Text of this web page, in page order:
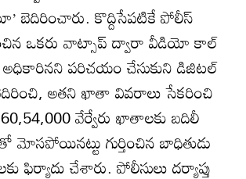
బెదిరించారు. కొద్దిసేపటికే పోలీస్‌
ఒకరు వాట్సాప్‌ ద్వారా వీడియో కాల్‌
పరిచయం చేసుకుని డిజిటల్‌
అతని ఖాతా వివరాలు సేకరించి
వేర్వేరు ఖాతాలకు బదిలీ
మోసపోయినట్టు గుర్తించిన బాధితుడు
ఫిర్యాదు చేశారు. పోలీసులు దర్యాప్తు